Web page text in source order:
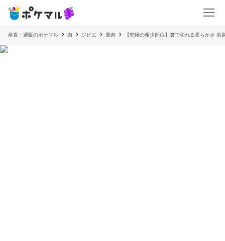
産直・通販のポケマル 肉 ジビエ 鹿肉 【究極の希少部位】箸で切れる柔らかさ 岩